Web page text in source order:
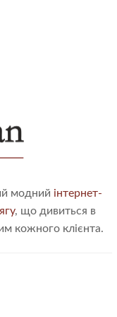
модний інтернет-
, що дивиться в
кожного клієнта.